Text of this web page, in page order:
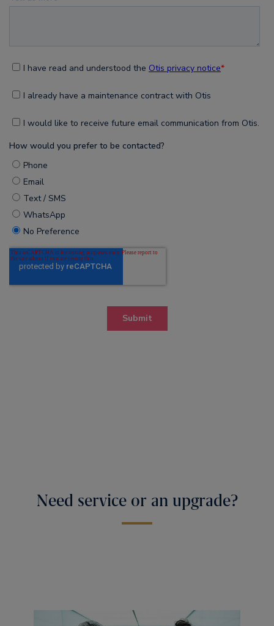
Need service or an upgrade?